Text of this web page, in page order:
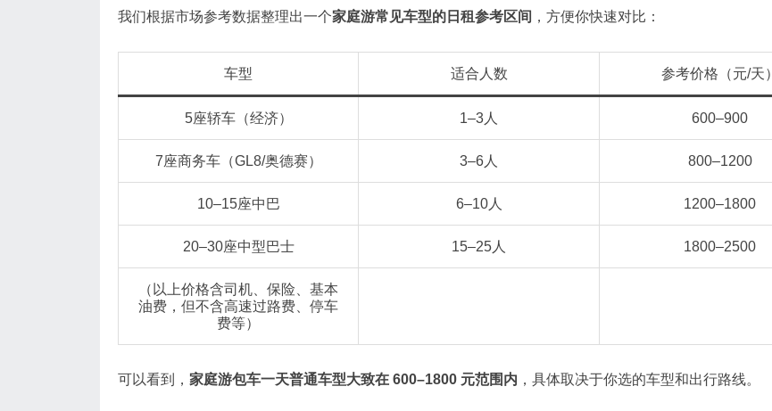
我们根据市场参考数据整理出一个家庭游常见车型的日租参考区间 ，方便你快速对比：
车型 适合人数 参考价格（元/天）
5座轿车（经济） 1–3人 600–900
7座商务车（GL8/奥德赛） 3–6人 800–1200
10–15座中巴 6–10人 1200–1800
20–30座中型巴士 15–25人 1800–2500
（以上价格含司机、保险、基本
油费，但不含高速过路费、停车
费等）
可以看到， 家庭游包车一天普通车型大致在 600–1800 元范围内 ，具体取决于你选的车型和出行路线。